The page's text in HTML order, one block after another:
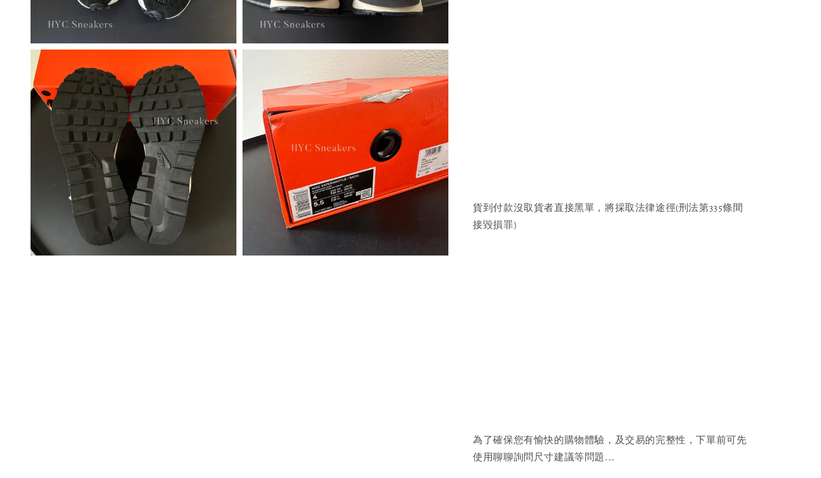
貨到付款沒取貨者直接黑單，將採取法律途徑(刑法第335條間
接毀損罪)
為了確保您有愉快的購物體驗，及交易的完整性，下單前可先
使用聊聊詢問尺寸建議等問題...